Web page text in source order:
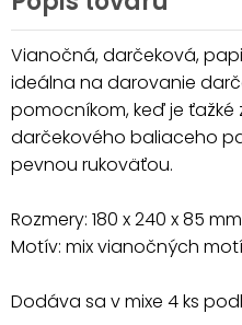
Vianočná, darčeková,
ideálna na darovanie
pomocníkom, keď je
darčekového baliaceho
pevnou rukoväťou.
Rozmery: 180 x 240 x 85 mm
Motív: mix vianočných
Dodáva sa v mixe 4 ks